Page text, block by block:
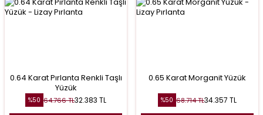
0.64 Karat Pırlanta Renkli Taşlı
Yüzük
%50 64.766TL32.383 TL
0.65 Karat Morganit Yüzük
%50 68.714TL34.357 TL